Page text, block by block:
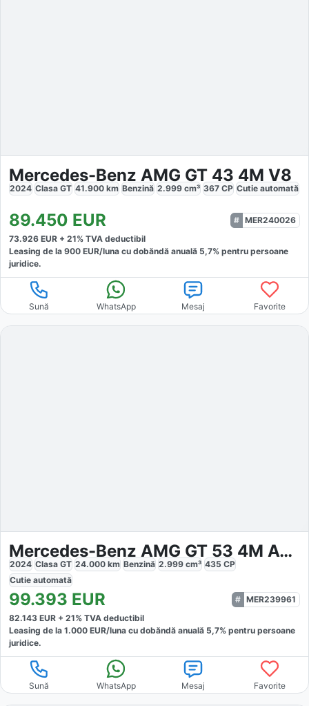
Mercedes-Benz AMG GT 43 4M V8
2024 Clasa GT 41.900 km Benzină 2.999 cm³ 367 CP Cutie automată
89.450 EUR
MER240026
73.926 EUR + 21% TVA deductibil
Leasing de la 900 EUR/luna cu dobăndă anuală 5,7% pentru persoane
juridice.
Sună WhatsApp Mesaj Favorite
Mercedes-Benz AMG GT 53 4M Aero Sport
2024 Clasa GT 24.000 km Benzină 2.999 cm³ 435 CP
Cutie automată
99.393 EUR
MER239961
82.143 EUR + 21% TVA deductibil
Leasing de la 1.000 EUR/luna cu dobăndă anuală 5,7% pentru persoane
juridice.
Sună WhatsApp Mesaj Favorite